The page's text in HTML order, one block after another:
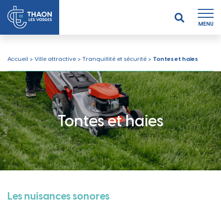
MENU
Accueil > Ville attractive > Tranquillité et sécurité > Tontes et haies
Tontes et haies
Les nuisances sonores